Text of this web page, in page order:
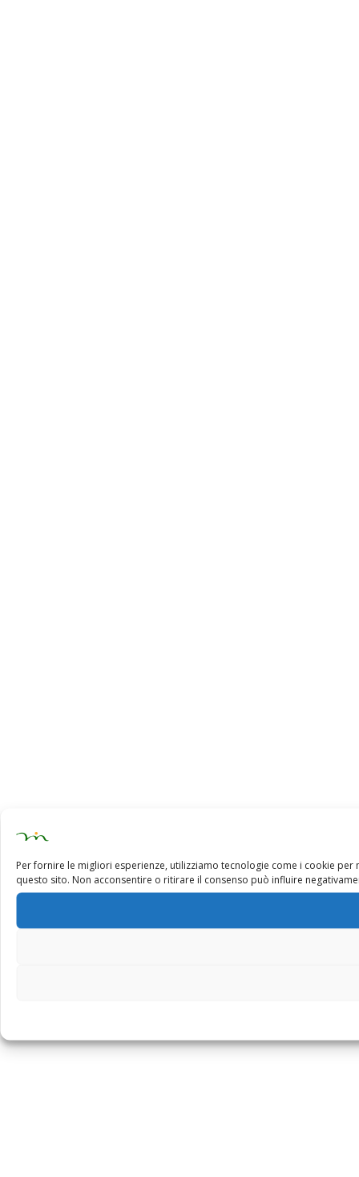
Per fornire le migliori esperienze, utilizziamo tecnologie come i cookie
questo sito. Non acconsentire o ritirare il consenso può influire